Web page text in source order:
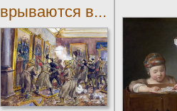
врываются в...